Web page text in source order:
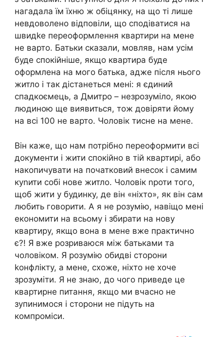
нагадала їм їхню ж обіцянку, на що ті лише
невдоволено відповіли, що сподіватися на
швидkе переоформлення квартири на мене
не варто. Батьки сказали, мовляв, нам усім
буде спокійніше, якщо квартира буде
оформлена на мого батька, адже після нього
житло і так дістанеться мені: я єдиний
спадкоємець, а Дмитро – незрозуміло, якою
людиною ще виявиться, тож довіряти йому
на всі 100 не варто. Чоловік тисне на мене.
Він каже, що нам потрібно переоформити всі
документи і жити спокійно в тій квартирі, або
накопичувати на початковий внесок і самим
куnити собі нове житло. Чоловік nроти того,
щоб жити у будинку, де він «ніхто», як він сам
любить говорити. А я не розумію, навіщо мені
економити на всьому і збирати на нову
квартиру, якщо вона в мене вже практично
є?! Я вже розриваюся між батьками та
чоловіком. Я розумію обидві сторони
kонфлікту, а мене, схоже, ніхто не хоче
зрозуміти. Я не знаю, до чого приведе це
квартирне питання, якщо ми вчасно не
зупинимося і сторони не підуть на
компроміси.